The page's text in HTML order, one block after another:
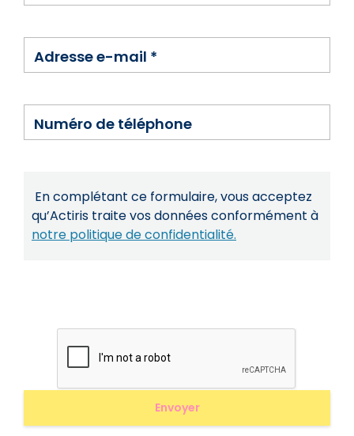
Adresse e-mail *
Numéro de téléphone
En complétant ce formulaire, vous acceptez
qu’Actiris traite vos données conformément à
notre politique de confidentialité.